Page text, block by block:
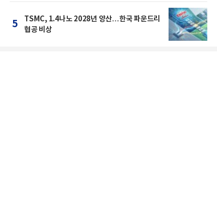
5
TSMC, 1.4나노 2028년 양산…한국 파운드리
협공 비상